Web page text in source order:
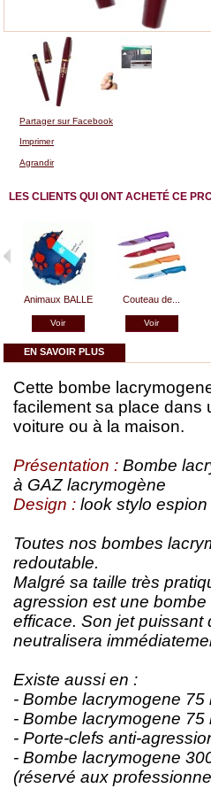
Partager sur Facebook
Imprimer
Agrandir
LES CLIENTS QUI ONT ACHETÉ CE
Animaux BALLE
Voir
Couteau de...
Voir
EN SAVOIR PLUS
Cette bombe
facilement sa place dans
voiture ou à la maison.
Présentation : Bombe
à GAZ lacrymogène
Design : look stylo
Toutes nos bombes
redoutable.
Malgré sa taille très
agression est une
efficace. Son jet
neutralisera
Existe aussi en :
- Bombe lacrymogene 75
- Bombe lacrymogene 75
- Porte-clefs anti-
- Bombe lacrymogene
(réservé aux